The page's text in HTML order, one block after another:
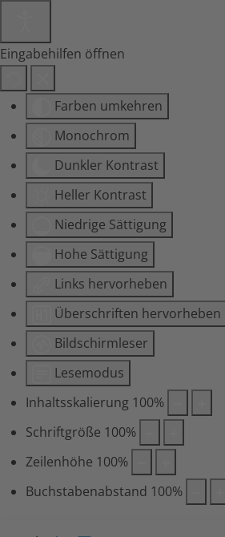
Eingabehilfen öffnen
Farben umkehren
Monochrom
Dunkler Kontrast
Heller Kontrast
Niedrige Sättigung
Hohe Sättigung
Links hervorheben
Überschriften hervorheben
Bildschirmleser
Lesemodus
Inhaltsskalierung 100%
Schriftgröße 100%
Zeilenhöhe 100%
Buchstabenabstand 100%